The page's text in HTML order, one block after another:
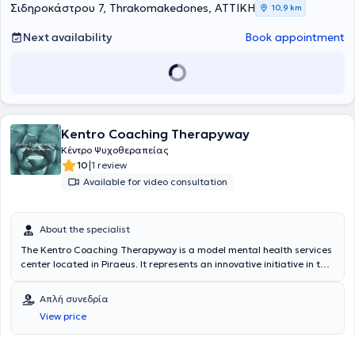
Σιδηροκάστρου 7, Thrakomakedones, ΑΤΤΙΚΗ 10,9 km
Next availability Book appointment
Kentro Coaching Therapyway
Κέντρο Ψυχοθεραπείας
10|1 review
Available for video consultation
About the specialist
The Kentro Coaching Therapyway is a model mental health services
center located in Piraeus. It represents an innovative initiative in the
to-date data of psychotherapy and NLP on a case-by-case basis.
Utilizing the capabilities of its interdisciplinary team, it offers a
range of diagnostic and therapeutic services on-site, addressing
Απλή συνεδρία
View price